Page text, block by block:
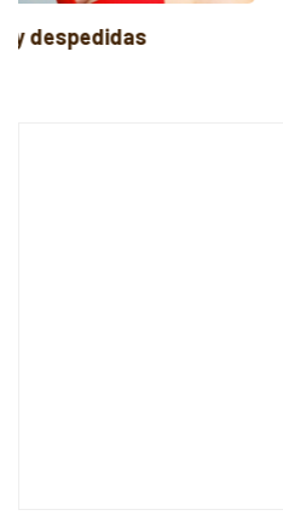
Entre la Melodía y la